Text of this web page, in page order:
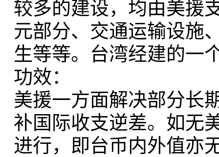
较多的建设，均由美援
元部分、交通运输设施
生等等。台湾经建的一
功效：
美援一方面解决部分长
补国际收支逆差。如无
进行，即台币内外值亦